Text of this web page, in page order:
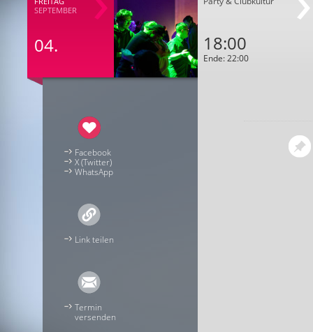
SEPTEMBER
04. 18:00
Ende: 22:00
Facebook
X (Twitter)
WhatsApp
Link teilen
Termin
versenden